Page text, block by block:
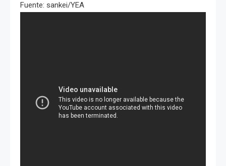
Fuente: sankei/YEA